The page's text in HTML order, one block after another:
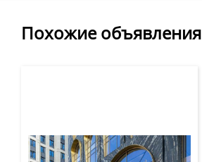
Похожие объявления